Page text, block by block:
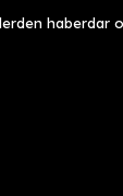
haberdar